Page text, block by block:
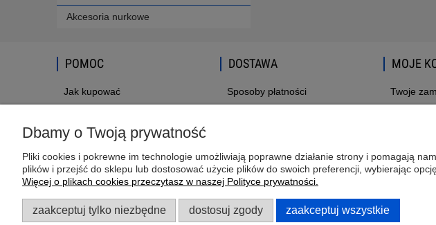
Akcesoria nurkowe
POMOC
Jak kupować
Regulamin Newsletter
Formularze
Regulamin
Polityka prywatności
DOSTAWA
Sposoby płatności
MOJE
Twoje
Dbamy o Twoją prywatność
Pliki cookies i pokrewne im technologie umożliwiają poprawne działanie strony i pomagają
plików i przejść do sklepu lub dostosować użycie plików do swoich preferencji, wybierając
Więcej o plikach cookies przeczytasz w naszej Polityce prywatności.
zaakceptuj tylko niezbędne dostosuj zgody zaakceptuj wszystkie